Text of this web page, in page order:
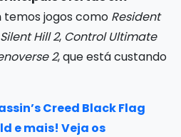
temos jogos como Resident
Silent Hill 2, Control Ultimate
2, que está custando
Creed Black Flag
e mais! Veja os